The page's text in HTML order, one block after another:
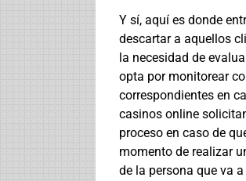
Y sí, aquí es donde
descartar a aquellos
la necesidad de
opta por monitorear
correspondientes en
casinos online
proceso en caso de
momento de realizar
de la persona que va